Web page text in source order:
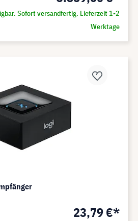
Sofort versandfertig. Lieferzeit 1-2
Werktage
23,79 €*